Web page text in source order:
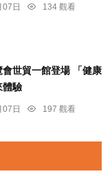
07日
134 觀看
世貿一館登場 「健康
體驗
07日
197 觀看